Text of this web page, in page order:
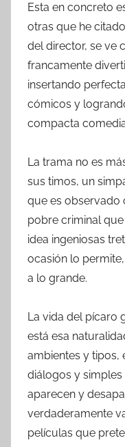
Esta en concreto
otras que he
del director, se ve
francamente
insertando
cómicos y
compacta
La trama no es
sus timos, un
que es observado
pobre criminal
idea ingeniosas
ocasión lo
a lo grande.
La vida del pícaro
está esa
ambientes y tipos,
diálogos y
aparecen y
verdaderamente
películas que